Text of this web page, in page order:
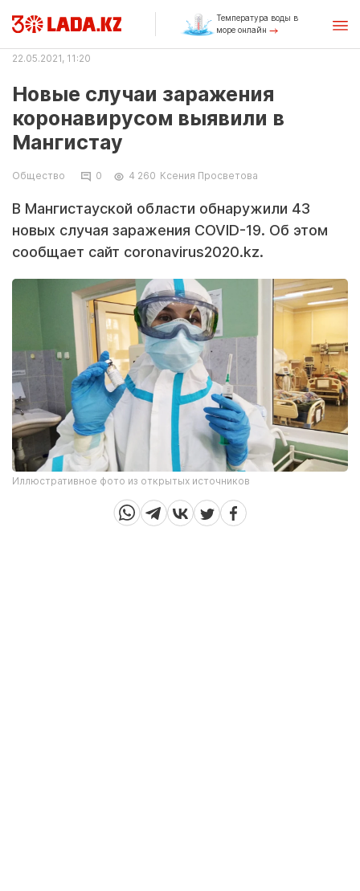
Температура воды в
море онлайн
22.05.2021, 11:20
Новые случаи заражения
коронавирусом выявили в
Мангистау
Общество 0 4 260 Ксения Просветова
В Мангистауской области обнаружили 43
новых случая заражения COVID-19. Об этом
сообщает сайт coronavirus2020.kz.
Иллюстративное фото из открытых источников